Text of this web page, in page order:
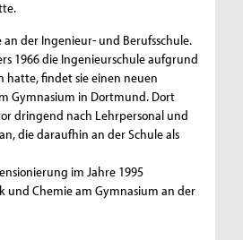
der Ingenieur- und Berufsschule.
1966 die Ingenieurschule aufgrund
hatte, findet sie einen neuen
Gymnasium in Dortmund. Dort
dringend nach Lehrpersonal und
die daraufhin an der Schule als
im Jahre 1995
und Chemie am Gymnasium an der